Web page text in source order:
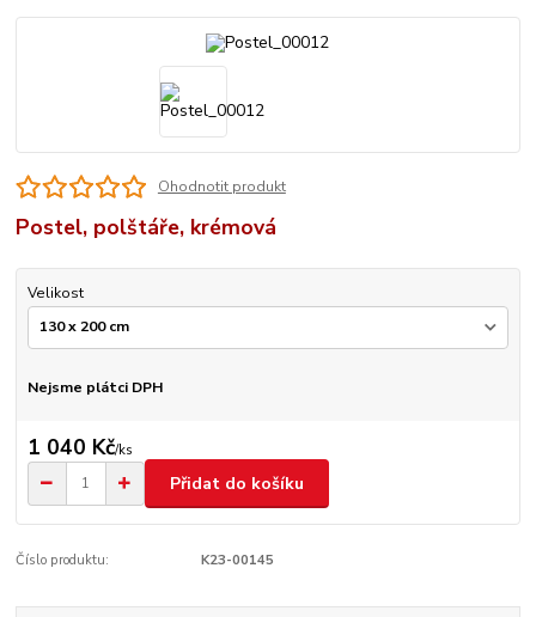
Ohodnotit produkt
Postel, polštáře, krémová
Velikost
Nejsme plátci DPH
1 040 Kč/ks
Přidat do košíku
Číslo produktu: K23-00145